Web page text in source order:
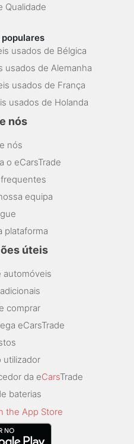
Qualidade
usados de Bélgica
usados de Alemanha
usados de França
usados de Holanda
nós
nós
o eCarsTrade
equipa
plataforma
úteis
automóveis
comprar
eCarsTrade
utilizador
da eCarsTrade
baterias